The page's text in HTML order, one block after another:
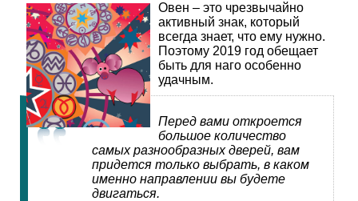
Овен – это чрезвычайно
активный знак, который
всегда знает, что ему нужно.
Поэтому 2019 год обещает
быть для наго особенно
удачным.
Перед вами откроется
большое количество
самых разнообразных дверей, вам
придется только выбрать, в каком
именно направлении вы будете
двигаться.